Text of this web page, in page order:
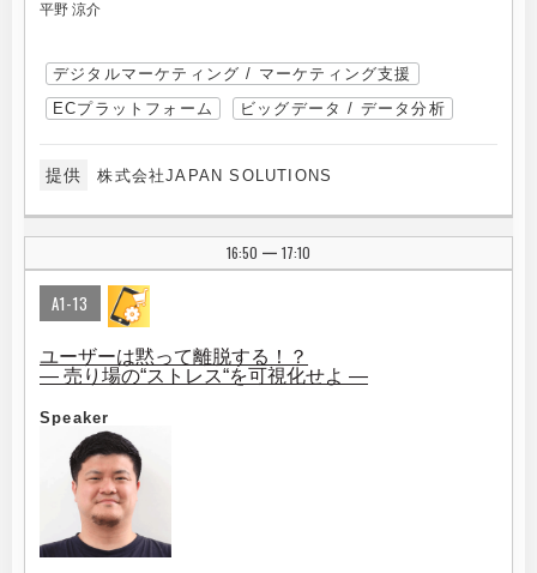
平野 涼介
デジタルマーケティング / マーケティング支援
ECプラットフォーム
ビッグデータ / データ分析
提供 株式会社JAPAN SOLUTIONS
16:50 | 17:10
A1-13
ユーザーは黙って離脱する！？
― 売り場の“ストレス“を可視化せよ ―
Speaker